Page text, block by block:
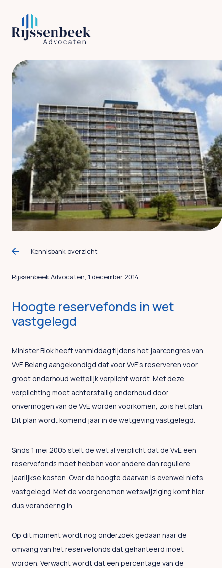
Kennisbank overzicht
Rijssenbeek Advocaten, 1 december 2014
Hoogte reservefonds in wet
vastgelegd
Minister Blok heeft vanmiddag tijdens het jaarcongres van
VvE Belang aangekondigd dat voor VvE’s reserveren voor
groot onderhoud wettelijk verplicht wordt. Met deze
verplichting moet achterstallig onderhoud door
onvermogen van de VvE worden voorkomen, zo is het plan.
Dit plan wordt komend jaar in de wetgeving vastgelegd.
Sinds 1 mei 2005 stelt de wet al verplicht dat de VvE een
reservefonds moet hebben voor andere dan reguliere
jaarlijkse kosten. Over de hoogte daarvan is evenwel niets
vastgelegd. Met de voorgenomen wetswijziging komt hier
dus verandering in.
Op dit moment wordt nog onderzoek gedaan naar de
omvang van het reservefonds dat gehanteerd moet
worden. Verwacht wordt dat een percentage van de